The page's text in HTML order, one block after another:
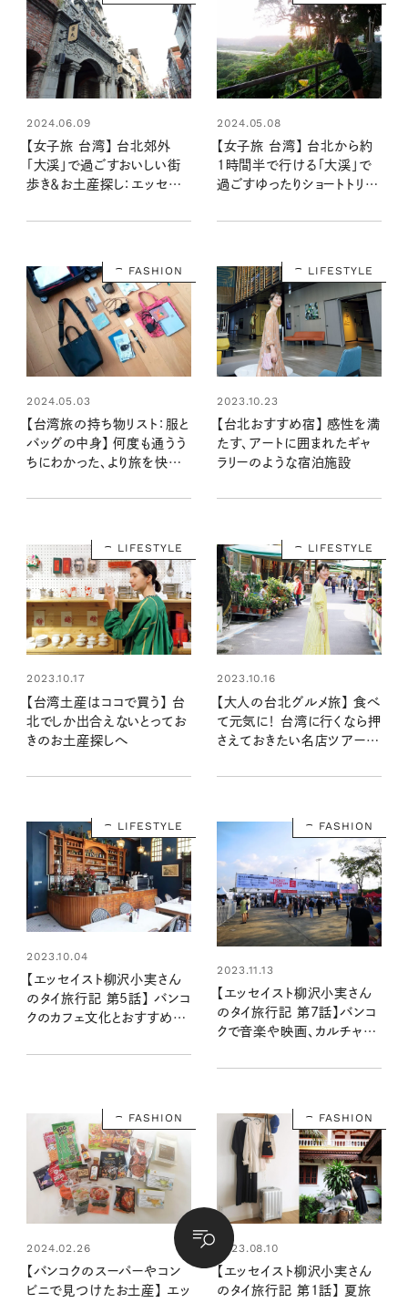
2024.06.09
【女子旅 台湾】 台北郊外
「大渓」で過ごすおいしい街
歩き＆お土産探し：エッセイ
行記 第３話
2024.05.08
【女子旅 台湾】 台北から約
1時間半で行ける「大渓」で
過ごすゆったりショートトリッ
んの台湾旅行記 第２話
FASHION
2024.05.03
【台湾旅の持ち物リスト：服と
バッグの中身】 何度も通うう
ちにわかった、より旅を快適
ト柳沢小実さんの台湾旅行
LIFESTYLE
2023.10.23
【台北おすすめ宿】 感性を満
たす、アートに囲まれたギャ
ラリーのような宿泊施設
LIFESTYLE
2023.10.17
【台湾土産はココで買う】 台
北でしか出合えないとってお
きのお土産探しへ
LIFESTYLE
2023.10.16
【大人の台北グルメ旅】 食べ
て元気に！ 台湾に行くなら押
さえておきたい名店ツアーガ
LIFESTYLE
2023.10.04
【エッセイスト柳沢小実さん
のタイ旅行記 第5話】 バンコ
クのカフェ文化とおすすめカ
FASHION
2023.11.13
【エッセイスト柳沢小実さん
のタイ旅行記 第7話】バンコ
クで音楽や映画、カルチャー
FASHION
2024.02.26
【バンコクのスーパーやコン
ビニで見つけたお土産】 エッ
FASHION
2023.08.10
【エッセイスト柳沢小実さん
のタイ旅行記 第1話】 夏旅